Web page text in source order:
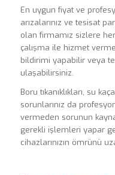
En uygun fiyat ve
arızalarınız ve tesisat
olan firmamız sizlere
çalışma ile hizmet
bildirimi yapabilir veya
ulaşabilirsiniz.
Boru tıkanıklıkları, su
sorunlarınız da
vermeden sorunun
gerekli işlemleri yapar
cihazlarınızın ömrünü